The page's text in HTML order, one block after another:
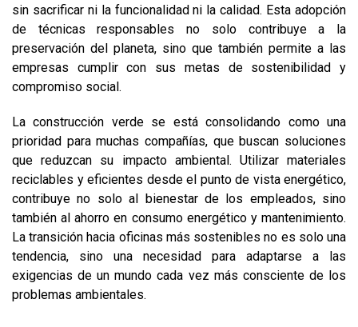
sin sacrificar ni la funcionalidad ni la calidad. Esta adopción
de técnicas responsables no solo contribuye a la
preservación del planeta, sino que también permite a las
empresas cumplir con sus metas de sostenibilidad y
compromiso social.
La construcción verde se está consolidando como una
prioridad para muchas compañías, que buscan soluciones
que reduzcan su impacto ambiental. Utilizar materiales
reciclables y eficientes desde el punto de vista energético,
contribuye no solo al bienestar de los empleados, sino
también al ahorro en consumo energético y mantenimiento.
La transición hacia oficinas más sostenibles no es solo una
tendencia, sino una necesidad para adaptarse a las
exigencias de un mundo cada vez más consciente de los
problemas ambientales.